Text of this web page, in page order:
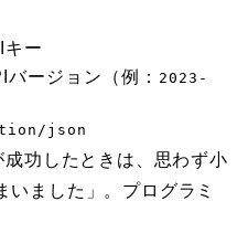
ー
バージョン（例： 2023-
json
成功したときは、思わず小
いました」。プログラミ